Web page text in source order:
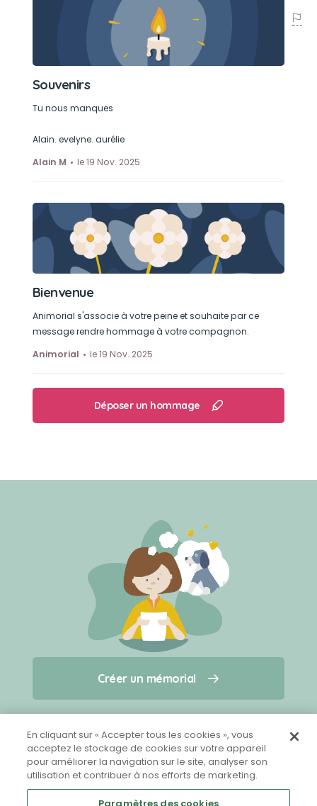
Créer un mémorial
Qui sommes-nous ?
Nous contacter
Partager sur Facebook
Souvenirs
Tu nous manques
Alain. evelyne. aurélie
Alain M
le 19 Nov. 2025
Bienvenue
Animorial s'associe à votre peine et souhaite par ce
message rendre hommage à votre compagnon.
Animorial
le 19 Nov. 2025
Déposer un hommage
Créer un mémorial
En cliquant sur « Accepter tous les cookies », vous
acceptez le stockage de cookies sur votre appareil
pour améliorer la navigation sur le site, analyser son
utilisation et contribuer à nos efforts de marketing.